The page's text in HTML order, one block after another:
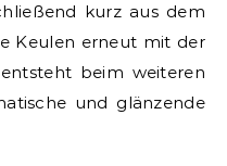
kurz aus dem
Keulen erneut mit der
beim weiteren
und glänzende